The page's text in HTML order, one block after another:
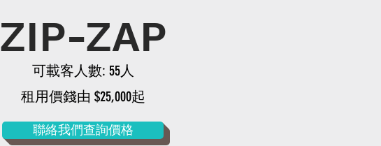
ZIP-ZAP
可載客人數: 55人
租用價錢由 $25,000起
聯絡我們查詢價格